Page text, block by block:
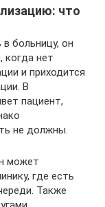
что
больницу, он
когда нет
и приходится
В
пациент,
не должны.
может
где есть
Также